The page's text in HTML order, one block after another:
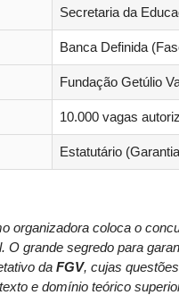
Secretaria da
Banca Definida
Fundação Getúlio
10.000 vagas
Estatutário
organizadora coloca o
O grande segredo para
da FGV, cujas
e domínio teórico